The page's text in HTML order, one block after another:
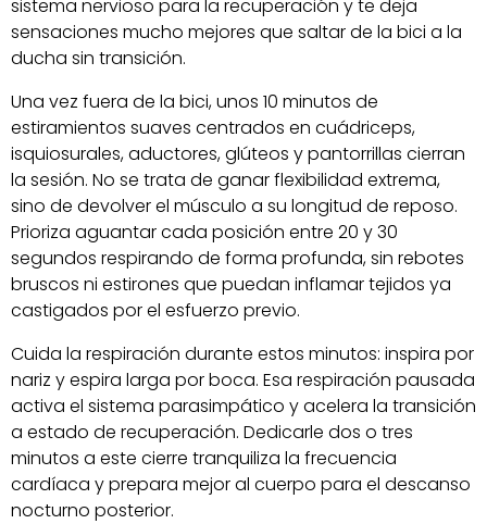
sistema nervioso para la recuperación y te deja
sensaciones mucho mejores que saltar de la bici a la
ducha sin transición.
Una vez fuera de la bici, unos 10 minutos de
estiramientos suaves centrados en cuádriceps,
isquiosurales, aductores, glúteos y pantorrillas cierran
la sesión. No se trata de ganar flexibilidad extrema,
sino de devolver el músculo a su longitud de reposo.
Prioriza aguantar cada posición entre 20 y 30
segundos respirando de forma profunda, sin rebotes
bruscos ni estirones que puedan inflamar tejidos ya
castigados por el esfuerzo previo.
Cuida la respiración durante estos minutos: inspira por
nariz y espira larga por boca. Esa respiración pausada
activa el sistema parasimpático y acelera la transición
a estado de recuperación. Dedicarle dos o tres
minutos a este cierre tranquiliza la frecuencia
cardíaca y prepara mejor al cuerpo para el descanso
nocturno posterior.